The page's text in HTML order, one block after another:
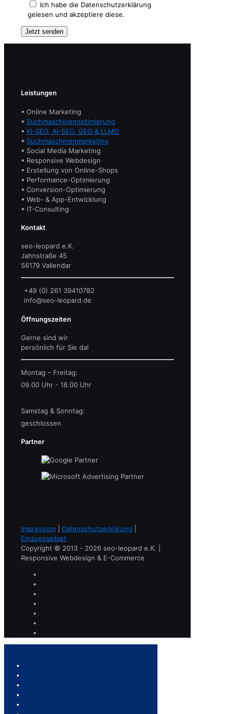
Ich habe die Datenschutzerklärung
gelesen und akzeptiere diese.
Leistungen
• Online Marketing
• Suchmaschinenoptimierung
• KI-SEO, AI-SEO, GEO & LLMO
• Suchmaschinenmarketing
• Social Media Marketing
• Responsive Webdesign
• Erstellung von Online-Shops
• Performance-Optimierung
• Conversion-Optimierung
• Web- & App-Entwicklung
• IT-Consulting
Kontakt
seo-leopard e.K.
Jahnstraße 45
56179 Vallendar
+49 (0) 261 39410782
info@seo-leopard.de
Öffnungszeiten
Gerne sind wir
persönlich für Sie da!
Montag – Freitag:
09.00 Uhr - 18.00 Uhr
Samstag & Sonntag:
geschlossen
Partner
Impressum Datenschutzerklärung
Einzugsgebiet
Copyright © 2013 - 2026 seo-leopard e.K. |
Responsive Webdesign & E-Commerce